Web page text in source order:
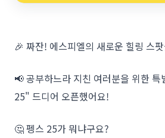
🎉 짜잔! 에스피엘의 새로운 힐링 스
📢 공부하느라 지친 여러분을 위한
25" 드디어 오픈했어요!
🤔 펭스 25가 뭐냐구요?